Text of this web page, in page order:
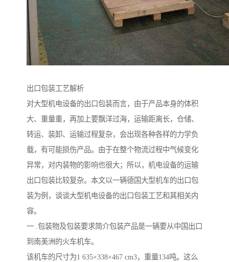
出口包装工艺解析
对大型机电设备的出口包装而言，由于产品本身的体积
大、重量重，再加上要飘洋过海，运输距离长，仓储、
转运、装卸、运输过程复杂，会出现各种各样的力学负
载，有可能损伤产品。由于在整个物流过程中气候变化
异常，对内装物的影响也很大；所以，机电设备的运输
出口包装比较复杂。本文以一辆德国大型机车的出口包
装为例，谈谈大型机电设备的出口包装工艺和其相关内
容。
一 .包装物及包装要求简介包装产品是一辆要从中国出口
到南美洲的火车机车。
该机车的尺寸为1 635×338×467 cm3，重量134吨。这么